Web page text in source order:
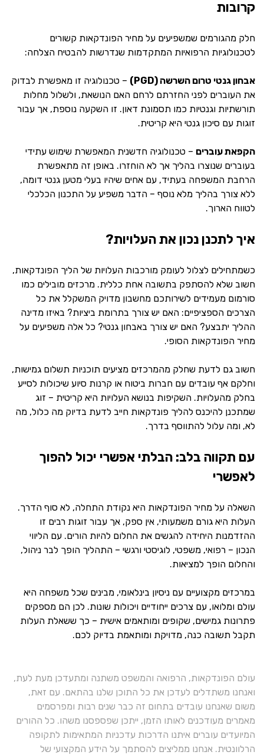
קרובות
חלק מהגורמים שמשפיעים על מחיר הפונדקאות קשורים
לטכנולוגיות הרפואיות המתקדמות שנדרשות להבטיח הצלחה:
אבחון גנטי טרום השרשה (PGD)
– טכנולוגיה זו מאפשרת לבדוק
את העוברים לפני החזרתם לרחם האם הנושאת, ולשלול מחלות
תורשתיות וגנטיות כמו תסמונת דאון. זו השקעה נוספת, אך עבור
זוגות עם סיכון גנטי היא קריטית.
הקפאת עוברים – טכנולוגיה חדשנית המאפשרת שימוש עתידי
בעוברים שנוצרו בהליך אך לא הוחזרו. באופן זה מתאפשרת
הרחבת המשפחה בעתיד, עם אחים שיהיו בעלי מטען גנטי דומה,
ללא צורך בהליך מלא נוסף – הדבר משפיע על התכנון הכלכלי
לטווח הארוך.
איך לתכנן נכון את העלויות?
כשמתחילים לצלול לעומק מורכבות העלויות של הליך הפונדקאות,
חשוב שלא להסתפק בתשובה אחת כללית. מרכזים מובילים כמו
סורמום מעמידים לשירותכם מחשבון מדויק המשקלל את כל
הצרכים הספציפיים: האם יש צורך בתרומת ביציות? באיזו מדינה
ההליך יתבצע? האם יש צורך באבחון גנטי? כל אלה משפיעים על
מחיר הפונדקאות הסופי.
חשוב גם לדעת שחלק מהמרכזים מציעים תוכניות תשלום גמישות,
וחלקם אף עובדים עם חברות ביטוח או קרנות סיוע שיכולות לסייע
בחלק מהעלויות. השקיפות בנושא העלויות היא קריטית – זוג
שמתכנן להיכנס להליך פונדקאות חייב לדעת בדיוק מה כלול, מה
לא, ומה עלול להתווסף בדרך.
עם תקווה בלב: הבלתי אפשרי יכול להפוך
לאפשרי
השאלה על מחיר הפונדקאות היא נקודת התחלה, לא סוף הדרך.
העלות היא גורם משמעותי, אין ספק, אך עבור זוגות רבים זו
ההזדמנות היחידה להגשים את החלום להיות הורים. עם הליווי
הנכון – רפואי, משפטי, לוגיסטי ורגשי – התהליך הופך לבר ניהול,
והחלום הופך למציאות.
במרכזים מקצועיים עם ניסיון בינלאומי, מבינים שכל משפחה היא
עולם ומלואו, עם צרכים ייחודיים ויכולות שונות. לכן הם מספקים
פתרונות גמישים, שקופים ומותאמים אישית – כך ששאלת העלות
תקבל תשובה כנה, מדויקת ומותאמת בדיוק לכם.
עולם הפונדקאות, הרפואה והמשפט משתנה ומתעדכן מעת לעת,
ואנחנו משתדלים לעדכן את כל התוכן שלנו בהתאם. עם זאת,
משום שאנחנו עובדים בתחום זה כבר שנים רבות ומפרסמים
מאמרים מעודכנים לאותו הזמן, ייתכן שפספסנו משהו. כל ההורים
המיועדים עוברים איתנו הדרכות עדכניות המתאימות לתקופה
הרלוונטית. אנחנו ממליצים להסתמך על הידע המקצועי של